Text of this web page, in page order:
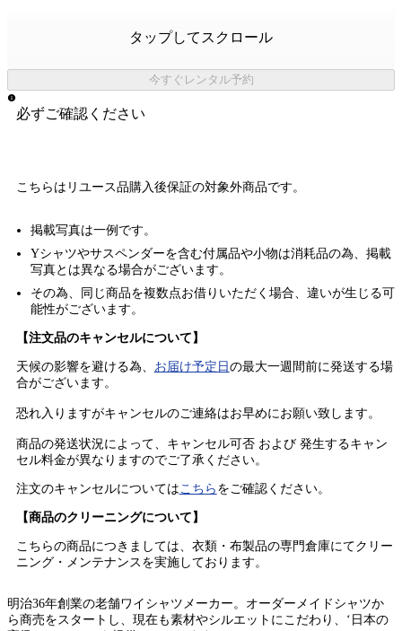
タップしてスクロール
今すぐレンタル予約
必ずご確認ください
こちらはリユース品購入後保証の対象外商品です。
掲載写真は一例です。
Yシャツやサスペンダーを含む付属品や小物は消耗品の為、掲載
写真とは異なる場合がございます。
その為、同じ商品を複数点お借りいただく場合、違いが生じる可
能性がございます。
【注文品のキャンセルについて】
天候の影響を避ける為、 お届け予定日 の最大一週間前に発送する場
合がございます。
恐れ入りますがキャンセルのご連絡はお早めにお願い致します。
商品の発送状況によって、キャンセル可否 および 発生するキャン
セル料金が異なりますのでご了承ください。
注文のキャンセルについてはこちら をご確認ください。
【商品のクリーニングについて】
こちらの商品につきましては、衣類・布製品の専門倉庫にてクリー
ニング・メンテナンスを実施しております。
明治36年創業の老舗ワイシャツメーカー。オーダーメイドシャツか
ら商売をスタートし、現在も素材やシルエットにこだわり、‘日本の